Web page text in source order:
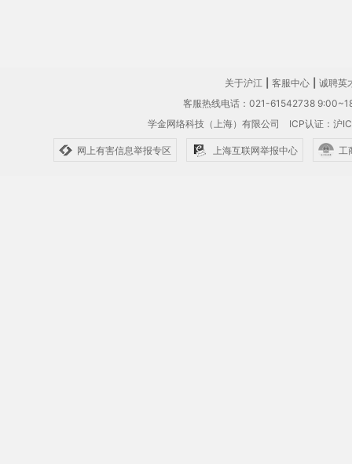
关于沪江 客服中心
诚聘英
客服热线电话：021-61542738
学金网络科技（上海）有限公司 ICP认证：沪
网上有害信息举报专区 上海互联网举报中心 工